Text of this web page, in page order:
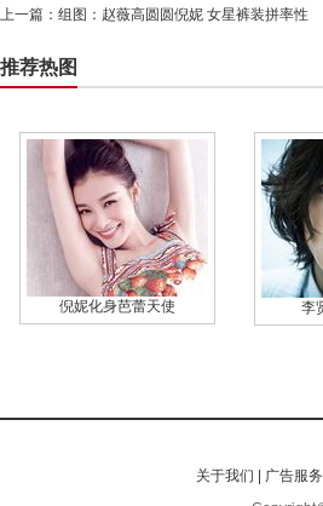
上一篇： 组图：赵薇高圆圆倪妮 女星裤装拼率性
推荐热图
倪妮化身芭蕾天使 李
关于我们 | 广告服务